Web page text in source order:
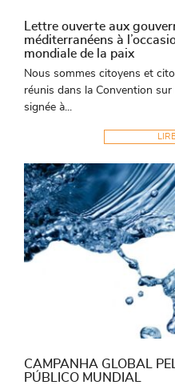
Lettre ouverte aux
méditerranéens à
mondiale de la paix
Nous sommes citoyens et
réunis dans la Convention
signée à...
CAMPANHA GLOBAL
PÚBLICO MUNDIAL